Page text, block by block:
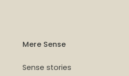
Mere Sense
Sense stories